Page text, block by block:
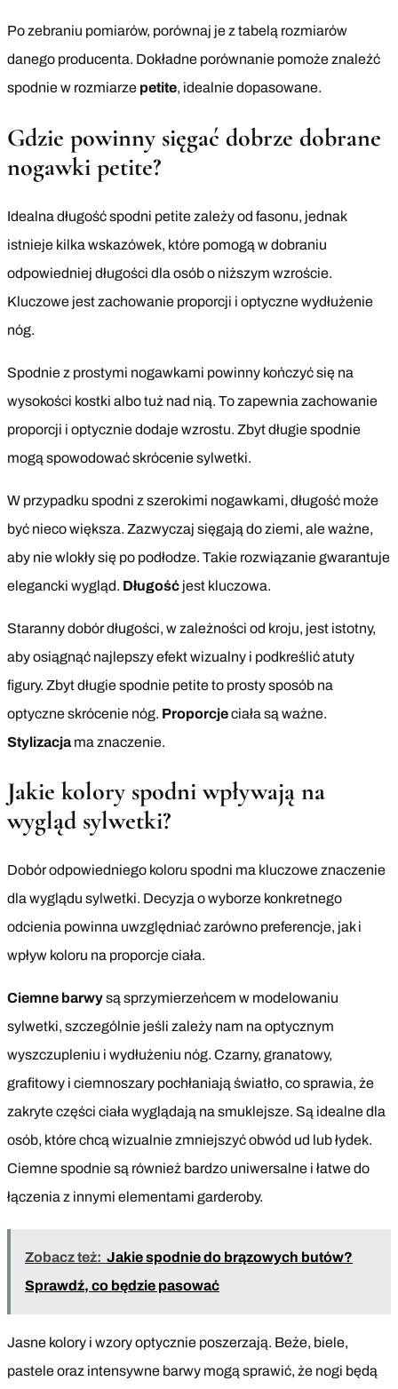
Po zebraniu pomiarów, porównaj je z tabelą rozmiarów
danego producenta. Dokładne porównanie pomoże znaleźć
spodnie w rozmiarze petite, idealnie dopasowane.
Gdzie powinny sięgać dobrze dobrane
nogawki petite?
Idealna długość spodni petite zależy od fasonu, jednak
istnieje kilka wskazówek, które pomogą w dobraniu
odpowiedniej długości dla osób o niższym wzroście.
Kluczowe jest zachowanie proporcji i optyczne wydłużenie
nóg.
Spodnie z prostymi nogawkami powinny kończyć się na
wysokości kostki albo tuż nad nią. To zapewnia zachowanie
proporcji i optycznie dodaje wzrostu. Zbyt długie spodnie
mogą spowodować skrócenie sylwetki.
W przypadku spodni z szerokimi nogawkami, długość może
być nieco większa. Zazwyczaj sięgają do ziemi, ale ważne,
aby nie wlokły się po podłodze. Takie rozwiązanie gwarantuje
elegancki wygląd. Długość jest kluczowa.
Staranny dobór długości, w zależności od kroju, jest istotny,
aby osiągnąć najlepszy efekt wizualny i podkreślić atuty
figury. Zbyt długie spodnie petite to prosty sposób na
optyczne skrócenie nóg. Proporcjeciała są ważne.
Stylizacjama znaczenie.
Jakie kolory spodni wpływają na
wygląd sylwetki?
Dobór odpowiedniego koloru spodni ma kluczowe znaczenie
dla wyglądu sylwetki. Decyzja o wyborze konkretnego
odcienia powinna uwzględniać zarówno preferencje, jak i
wpływ koloru na proporcje ciała.
Ciemne barwysą sprzymierzeńcem w modelowaniu
sylwetki, szczególnie jeśli zależy nam na optycznym
wyszczupleniu i wydłużeniu nóg. Czarny, granatowy,
grafitowy i ciemnoszary pochłaniają światło, co sprawia, że
zakryte części ciała wyglądają na smuklejsze. Są idealne dla
osób, które chcą wizualnie zmniejszyć obwód ud lub łydek.
Ciemne spodnie są również bardzo uniwersalne i łatwe do
łączenia z innymi elementami garderoby.
Zobacz też: Jakie spodnie do brązowych butów?
Sprawdź, co będzie pasować
Jasne kolory i wzory optycznie poszerzają. Beże, biele,
pastele oraz intensywne barwy mogą sprawić, że nogi będą